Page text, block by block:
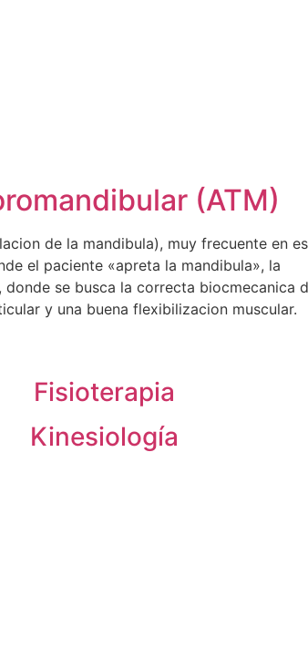
(ATM)
de la mandibula), muy frecuente en
el paciente «apreta la mandibula», la
se busca la correcta biocmecanica
y una buena flexibilizacion muscular.
Fisioterapia
Kinesiología